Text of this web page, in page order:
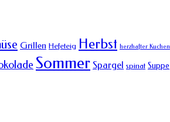
Grillen Hefeteig Herbst herzhafter Kuchen
Sommer Spargel spinat Suppe